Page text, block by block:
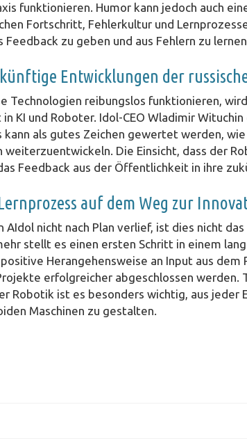
funktionieren. Humor kann jedoch auch
Fortschritt, Fehlerkultur und
zu geben und aus Fehlern zu
Entwicklungen der
Technologien reibungslos funktionieren,
KI und Roboter. Idol-CEO Wladimir
kann als gutes Zeichen gewertet werden,
weiterzuentwickeln. Die Einsicht, dass der
Feedback aus der Öffentlichkeit in ihre
auf dem Weg zur
nicht nach Plan verlief, ist dies nicht
stellt es einen ersten Schritt in einem
Herangehensweise an Input aus
erfolgreicher abgeschlossen werden.
Robotik ist es besonders wichtig, aus jeder
Maschinen zu gestalten.